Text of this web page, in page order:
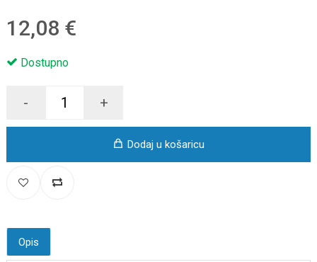
12,08 €
Dostupno
- +
Dodaj u košaricu
Opis